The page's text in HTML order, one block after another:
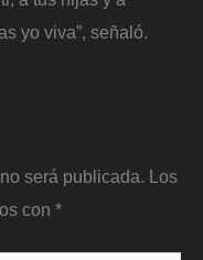
yo viva”, señaló.
será publicada. Los
con *